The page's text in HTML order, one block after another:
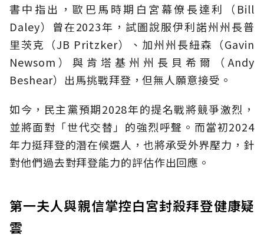
書中指出，歐巴馬時期白宮幕僚長達利（Bill
Daley）曾在2023年，試圖說服伊利諾州州長普
里茨克（JB Pritzker）、加州州長紐森（Gavin
Newsom）與肯塔基州州長貝希爾（Andy
Beshear）出馬挑戰拜登，但無人願意接受。
如今，民主黨預期2028年的提名戰將競爭激烈，
並將面對「世代交替」的強烈呼聲。而當初2024
年力挺拜登的潛在候選人，也將承受外界壓力，針
對他們過去對拜登能力的評估作出回應。
第一夫人與親信掌控白宮封殺拜登健康疑
雲